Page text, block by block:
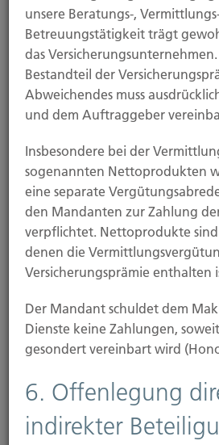
Wie können wir
unsere Beratungs-,
Betreuungstätigkeit trägt
das
Bestandteil der
Abweichendes muss
und dem Auftraggeber
Insbesondere bei der
sogenannten Nettoprodukten
eine separate
den Mandanten zur Zahlung
verpflichtet. Nettoprodukte
denen die
Versicherungsprämie enthalten
Der Mandant schuldet dem
Dienste keine Zahlungen,
gesondert vereinbart wird
6. Offenlegung
indirekter